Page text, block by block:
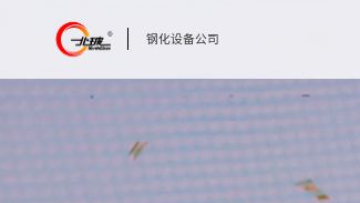
钢化设备公司